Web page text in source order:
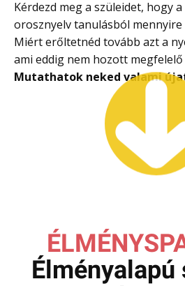
Kérdezd meg a szüleidet, hogy
orosznyelv tanulásból mennyire
Miért erőltetnéd tovább azt a
ami eddig nem hozott megfelelő
Mutathatok neked valami
Élményalapú